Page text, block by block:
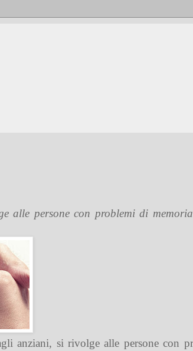
alle persone con problemi di
anziani, si rivolge alle persone con